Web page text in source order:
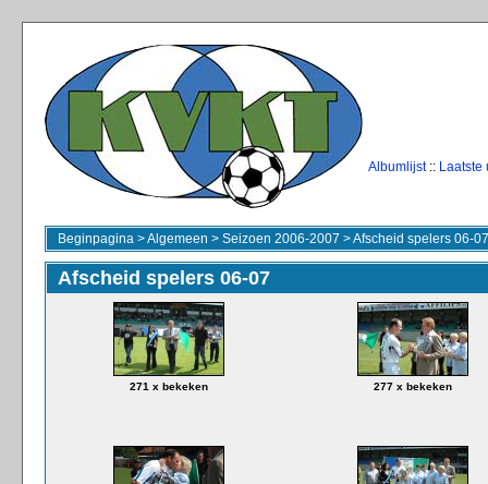
Albumlijst:: Laatste
Beginpagina >Algemeen > Seizoen 2006-2007 >Afscheid spelers 06-07
Afscheid spelers 06-07
271 x bekeken 277 x bekeken